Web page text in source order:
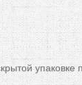
упаковке